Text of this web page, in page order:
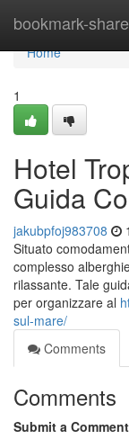
bookmark-share
Home
Home
1
Hotel
Guida
jakubpfoj983708
Situato
complesso
rilassante. Tale
per organizzare al
sul-mare/
Comments
Comments
Submit a Comment